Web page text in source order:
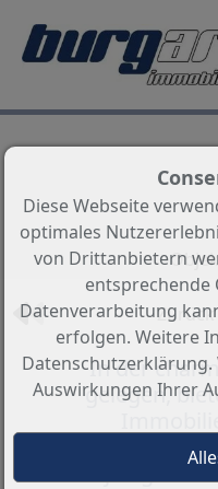
In der
gelegen,
diejenigen
Diese Webseite
optimales
von Drittanbietern
entsprechende
Datenverarbeitung
erfolgen. Weitere
Auswirkungen Ihrer